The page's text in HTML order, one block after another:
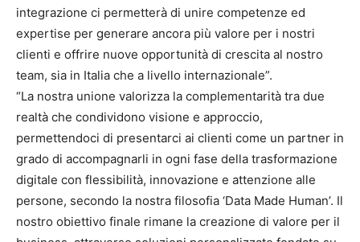
integrazione ci permetterà di unire competenze ed
expertise per generare ancora più valore per i nostri
clienti e offrire nuove opportunità di crescita al nostro
team, sia in Italia che a livello internazionale”.
“La nostra unione valorizza la complementarità tra due
realtà che condividono visione e approccio,
permettendoci di presentarci ai clienti come un partner in
grado di accompagnarli in ogni fase della trasformazione
digitale con flessibilità, innovazione e attenzione alle
persone, secondo la nostra filosofia ‘Data Made Human’. Il
nostro obiettivo finale rimane la creazione di valore per il